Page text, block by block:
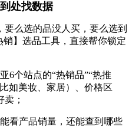
处找数据
么选的品没人买，要么选到
销】选品工具，直接帮你锁定
6个站点的“热销品”“热推
如美妆、家居）、价格区
；
看产品销量，还能查到哪些